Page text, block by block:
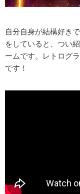
自分自身が結構好き
をしていると、つい
ームです。レトログ
です！